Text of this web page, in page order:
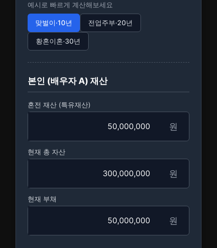
예시로 빠르게 계산해보세요
맞벌이·10년 전업주부·20년
황혼이혼·30년
본인 (배우자 A) 재산
혼전 재산 (특유재산)
원
현재 총 자산
원
현재 부채
원